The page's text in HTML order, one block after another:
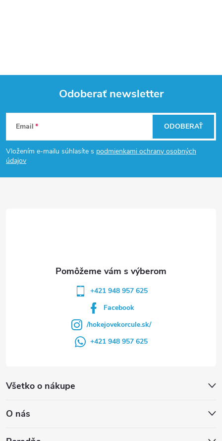
Z
á
p
Odoberať newsletter
Email
Vložením e-mailu súhlasíte s podmienkami ochrany osobných
údajov
ODOBERAŤ
Všetko o nákupe
O nás
+421 948 957 625
Facebook
/hokejovekorcule.sk/
+421 948 957 625